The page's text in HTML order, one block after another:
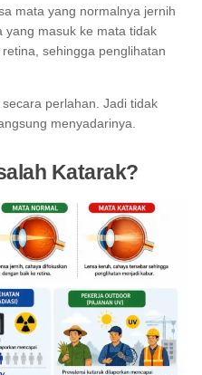
mata yang normalnya jernih
yang masuk ke mata tidak
sehingga penglihatan
perlahan. Jadi tidak
menyadarinya.
Katarak?